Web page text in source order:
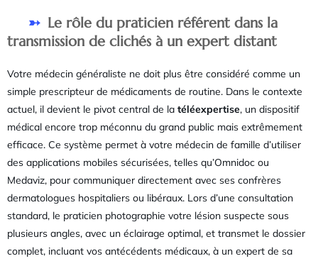
Le rôle du praticien référent dans la
transmission de clichés à un expert distant
Votre médecin généraliste ne doit plus être considéré comme un
simple prescripteur de médicaments de routine. Dans le contexte
actuel, il devient le pivot central de la téléexpertise, un dispositif
médical encore trop méconnu du grand public mais extrêmement
efficace. Ce système permet à votre médecin de famille d’utiliser
des applications mobiles sécurisées, telles qu’Omnidoc ou
Medaviz, pour communiquer directement avec ses confrères
dermatologues hospitaliers ou libéraux. Lors d’une consultation
standard, le praticien photographie votre lésion suspecte sous
plusieurs angles, avec un éclairage optimal, et transmet le dossier
complet, incluant vos antécédents médicaux, à un expert de sa